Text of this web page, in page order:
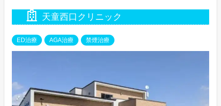
天童西口クリニック
ED治療 AGA治療 禁煙治療